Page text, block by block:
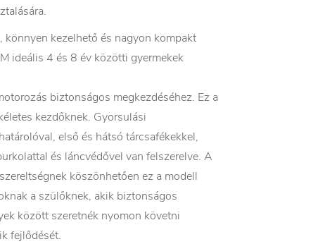
könnyen kezelhető és nagyon kompakt
ideális 4 és 8 év közötti gyermekek
biztonságos megkezdéséhez. Ez a
kezdőknek. Gyorsulási
első és hátsó tárcsafékekkel,
és láncvédővel van felszerelve. A
köszönhetően ez a modell
a szülőknek, akik biztonságos
között szeretnék nyomon követni
fejlődését.